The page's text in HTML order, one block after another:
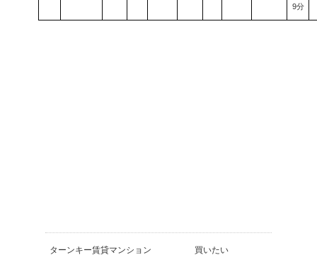
9分
ターンキー賃貸マンション 買いたい